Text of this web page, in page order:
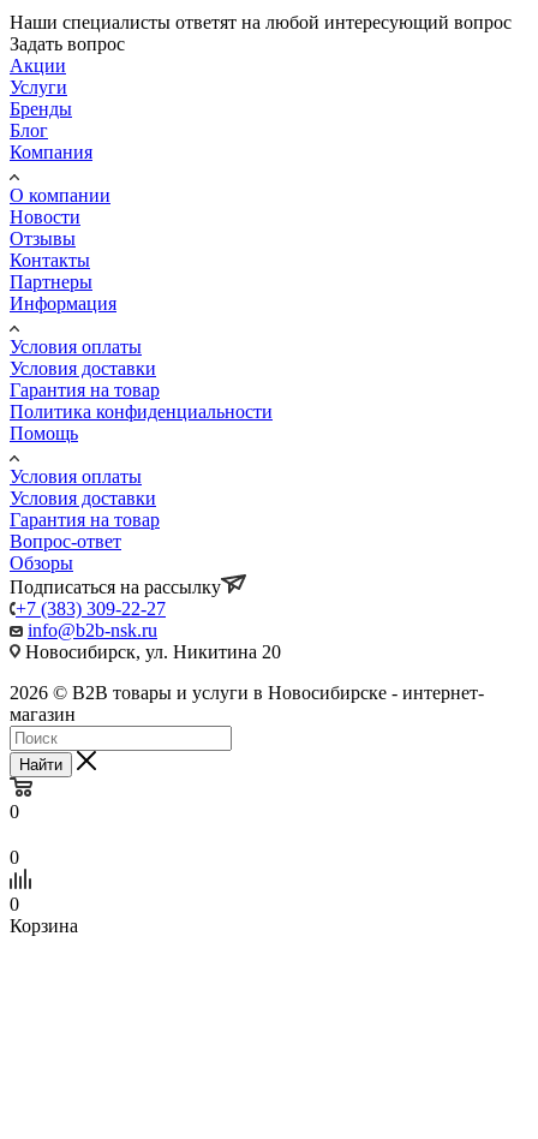
Наши специалисты ответят на любой интересующий вопрос
Задать вопрос
Акции
Услуги
Бренды
Блог
Компания
О компании
Новости
Отзывы
Контакты
Партнеры
Информация
Условия оплаты
Условия доставки
Гарантия на товар
Политика конфиденциальности
Помощь
Условия оплаты
Условия доставки
Гарантия на товар
Вопрос-ответ
Обзоры
Подписаться на рассылку
+7 (383) 309-22-27
info@b2b-nsk.ru
Новосибирск, ул. Никитина 20
2026 © B2B товары и услуги в Новосибирске - интернет-
магазин
Найти
0
0
0
Корзина